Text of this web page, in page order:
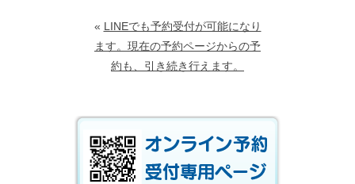
« LINEでも予約受付が可能になり
ます。現在の予約ページからの予
約も、引き続き行えます。